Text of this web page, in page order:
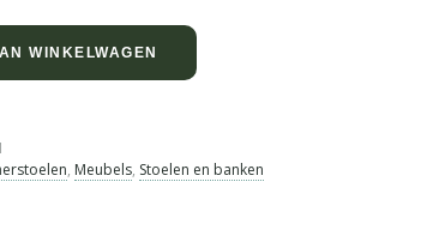
WINKELWAGEN
, Meubels, Stoelen en banken